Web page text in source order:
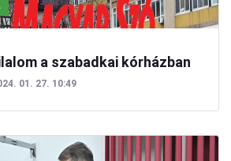
a szabadkai kórházban
01. 27. 10:49